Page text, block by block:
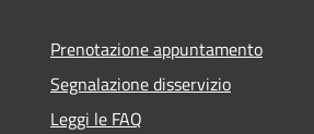
Prenotazione appuntamento
Segnalazione disservizio
Leggi le FAQ